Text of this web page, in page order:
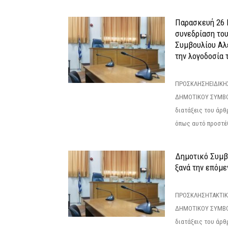
Παρασκευή 26
συνεδρίαση
Συμβουλίου
την λογοδοσία
ΔΗΜΟΤΙΚΟΥ
διατάξεις του
όπως αυτό
Δημοτικό
ξανά την
ΔΗΜΟΤΙΚΟΥ
διατάξεις του